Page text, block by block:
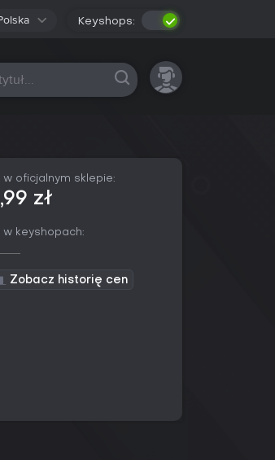
Keyshops:
platformy
w oficjalnym sklepie:
zł
w keyshopach:
Zobacz historię cen